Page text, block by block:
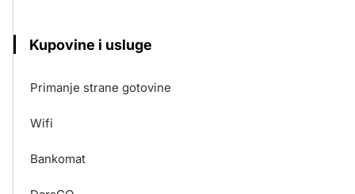
Kupovine i usluge
Primanje strane gotovine
Wifi
Bankomat